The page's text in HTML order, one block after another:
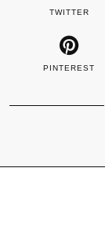
TWITTER
PINTEREST